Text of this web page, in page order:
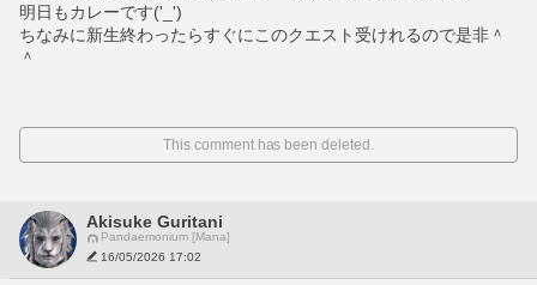
明日もカレーです('_')
ちなみに新生終わったらすぐにこのクエスト受けれるので是非＾
＾
This comment has been deleted.
Akisuke Guritani
Pandaemonium [Mana]
16/05/2026 17:02